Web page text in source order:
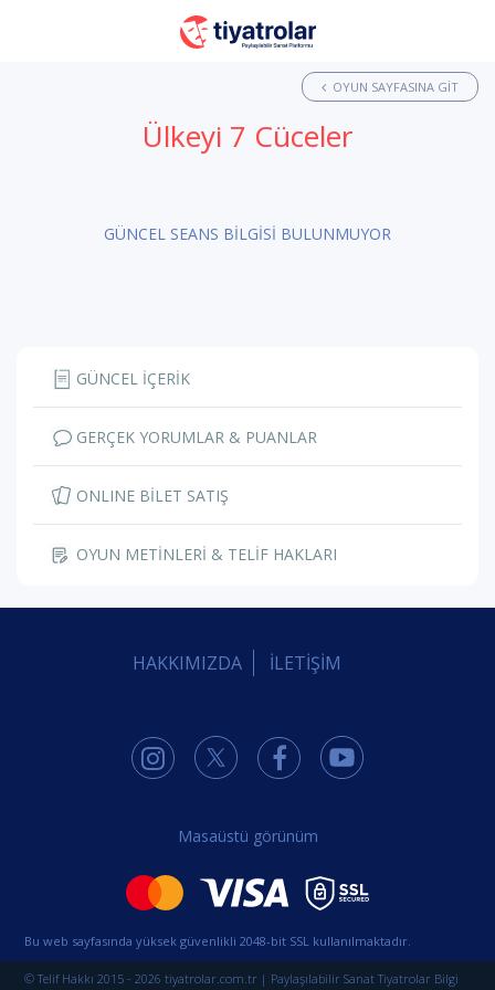
OYUN SAYFASINA GIT
Ülkeyi 7 Cüceler
GÜNCEL SEANS BİLGİSİ BULUNMUYOR
GÜNCEL İÇERİK
GERÇEK YORUMLAR & PUANLAR
ONLINE BİLET SATIŞ
OYUN METİNLERİ & TELİF HAKLARI
HAKKIMIZDA İLETİŞİM
Masaüstü görünüm
Bu web sayfasında yüksek güvenlikli 2048-bit SSL kullanılmaktadır.
© Telif Hakkı 2015 - 2026 tiyatrolar.com.tr | Paylaşılabilir Sanat Tiyatrolar Bilgi